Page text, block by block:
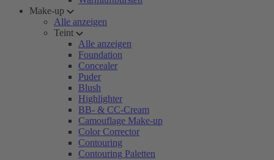
Make-up
Alle anzeigen
Teint
Alle anzeigen
Foundation
Concealer
Puder
Blush
Highlighter
BB- & CC-Cream
Camouflage Make-up
Color Corrector
Contouring
Contouring Paletten